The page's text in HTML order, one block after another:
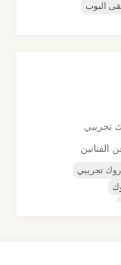
البوب
تجريبي
روك تجريبي